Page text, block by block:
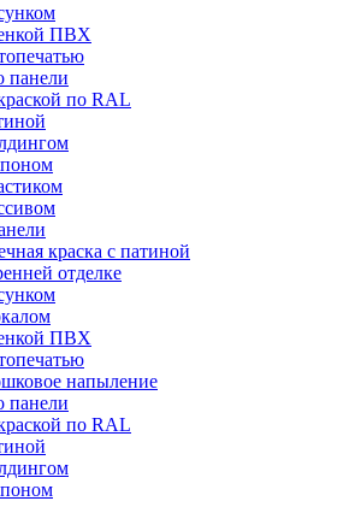
ПВХ
панели
по RAL
краска с патиной
отделке
ПВХ
напыление
панели
по RAL